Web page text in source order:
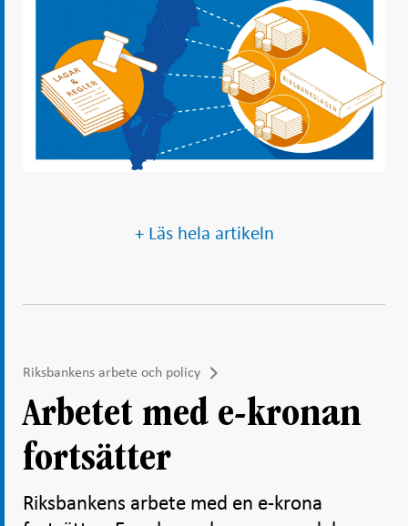
+ Läs hela artikeln
Riksbankens arbete och policy
Arbetet med e-kronan
fortsätter
Riksbankens arbete med en e-krona